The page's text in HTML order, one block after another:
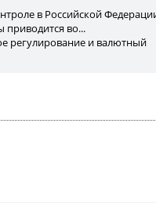
в Российской
приводится во...
регулирование и валютный